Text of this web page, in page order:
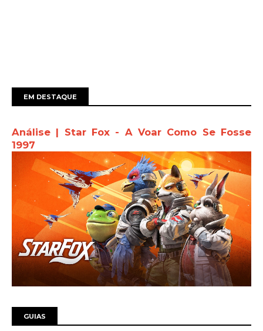
EM DESTAQUE
Análise | Star Fox - A Voar Como Se Fosse
1997
GUIAS